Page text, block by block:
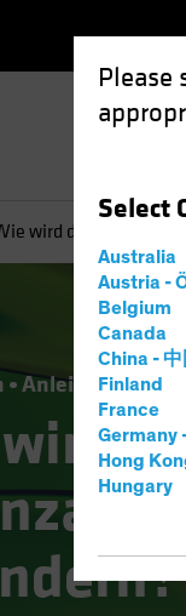
Please
Select
Australia
Austria -
Belgium
Canada
China - 中
Finland
France
Germany
Hong
Hungary
wird die
Anleihen Blog